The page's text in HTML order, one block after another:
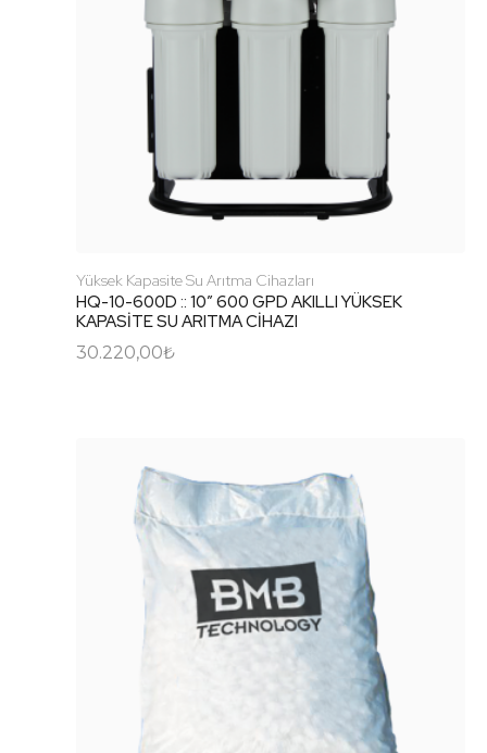
Yüksek Kapasite Su Arıtma Cihazları
HQ-10-600D :: 10″ 600 GPD AKILLI YÜKSEK
KAPASİTE SU ARITMA CİHAZI
30.220,00₺